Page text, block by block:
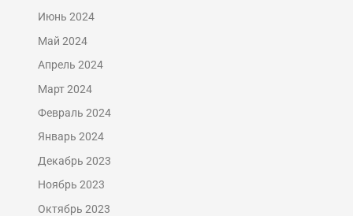
Июнь 2024
Май 2024
Апрель 2024
Март 2024
Февраль 2024
Январь 2024
Декабрь 2023
Ноябрь 2023
Октябрь 2023